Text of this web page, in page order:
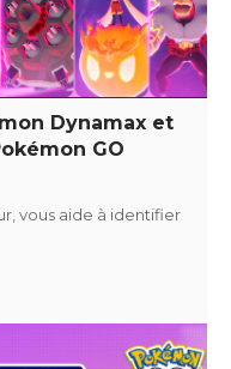
Dynamax et
GO
vous aide à identifier